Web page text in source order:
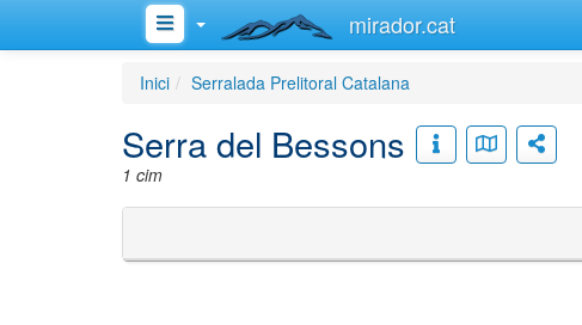
mirador.cat
Inici Serralada Prelitoral Catalana
Serra del Bessons
1 cim